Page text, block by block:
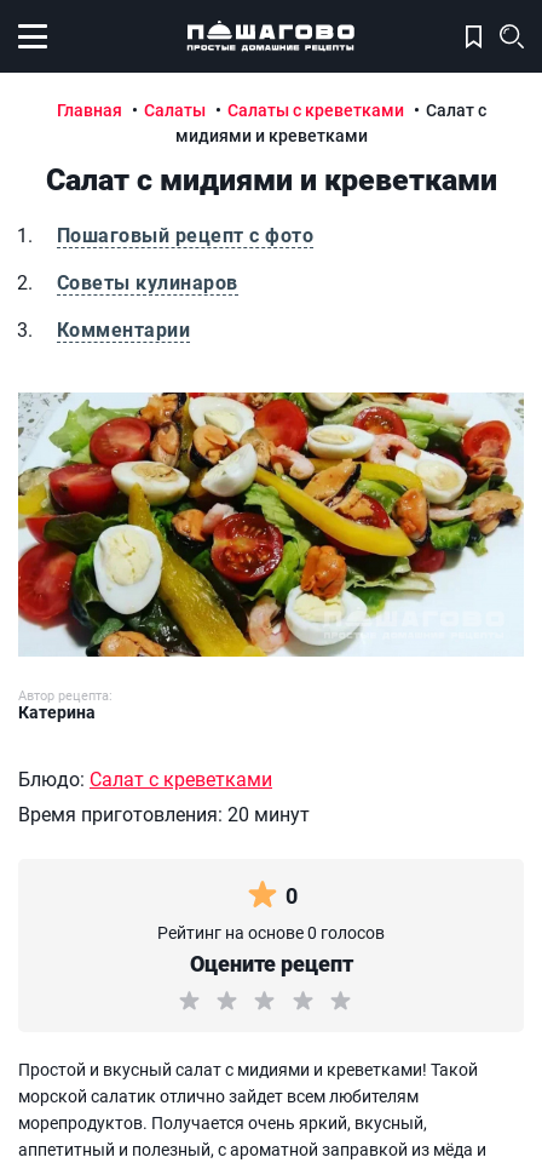
Открыть меню
Главная Салаты Салаты с креветками
Салат с
мидиями и креветками
Салат с мидиями и креветками
Пошаговый рецепт с фото
Советы кулинаров
Комментарии
Салат с мидиями и креветками
Автор рецепта:
Катерина
Блюдо: Салат с креветками
Время приготовления: 20 минут
0
Рейтинг на основе 0 голосов
Оцените рецепт
Простой и вкусный салат с мидиями и креветками! Такой
морской салатик отлично зайдет всем любителям
морепродуктов. Получается очень яркий, вкусный,
аппетитный и полезный, с ароматной заправкой из мёда и